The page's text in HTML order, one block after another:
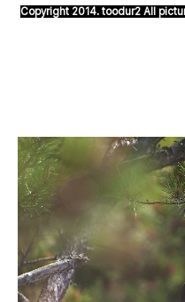
Copyright 2014. toodur2 All